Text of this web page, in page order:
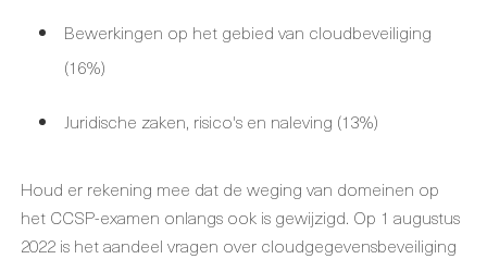
Bewerkingen op het gebied van cloudbeveiliging
(16%)
Juridische zaken, risico's en naleving (13%)
Houd er rekening mee dat de weging van domeinen op
het CCSP-examen onlangs ook is gewijzigd. Op 1 augustus
2022 is het aandeel vragen over cloudgegevensbeveiliging